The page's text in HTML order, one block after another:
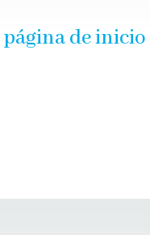
página de inicio